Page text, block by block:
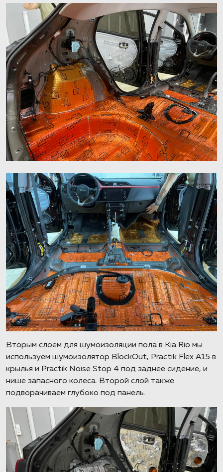
Вторым слоем для шумоизоляции пола в Kia Rio мы
используем шумоизолятор BlockOut, Practik Flex А15 в
крылья и Practik Noise Stop 4 под заднее сидение, и
нише запасного колеса. Второй слой также
подворачиваем глубоко под панель.